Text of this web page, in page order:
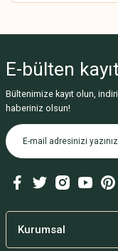
E-bülten kayıt
Bültenimize kayıt olun,
haberiniz olsun!
Kurumsal